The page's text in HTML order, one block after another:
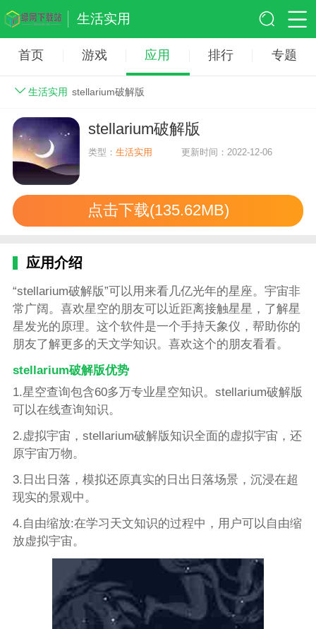
生活实用
首页 游戏 应用 排行 专题
生活实用 stellarium破解版
stellarium破解版
类型：生活实用 更新时间：2022-12-06
点击下载(135.62MB)
应用介绍
“stellarium破解版”可以用来看几亿光年的星座。宇宙非
常广阔。喜欢星空的朋友可以近距离接触星星，了解星
星发光的原理。这个软件是一个手持天象仪，帮助你的
朋友了解更多的天文学知识。喜欢这个的朋友看看。
stellarium破解版优势
1.星空查询包含60多万专业星空知识。stellarium破解版
可以在线查询知识。
2.虚拟宇宙，stellarium破解版知识全面的虚拟宇宙，还
原宇宙万物。
3.日出日落，模拟还原真实的日出日落场景，沉浸在超
现实的景观中。
4.自由缩放:在学习天文知识的过程中，用户可以自由缩
放虚拟宇宙。